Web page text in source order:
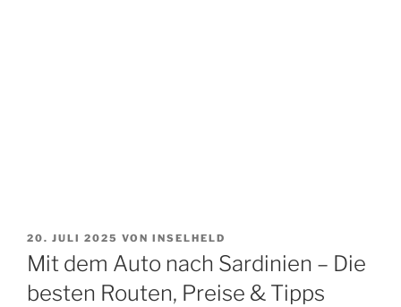
VERÖFFENTLICHT
AM
20. JULI 2025 VON INSELHELD
Mit dem Auto nach Sardinien – Die
besten Routen, Preise & Tipps